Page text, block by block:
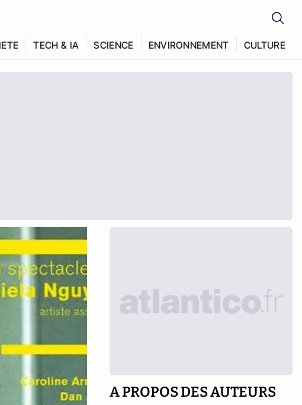
TECH & IA SCIENCE ENVIRONNEMENT CULTURE
A PROPOS DES AUTEURS